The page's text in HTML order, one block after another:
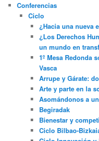
Conferencias
Ciclo
¿Hacia una nueva
¿Los Derechos
un mundo en
1º Mesa Redonda
Vasca
Arrupe y Gárate:
Arte y parte en la
Asomándonos a
Begiradak
Bienestar y
Ciclo Bilbao-